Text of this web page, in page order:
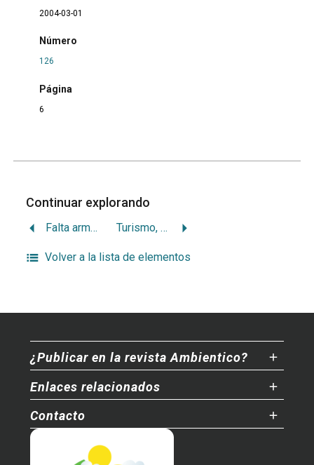
2004-03-01
Número
126
Página
6
Continuar explorando
Falta armonizar turismo y conservación Turismo, áreas protegidas y Estado de la Nación
Volver a la lista de elementos
¿Publicar en la revista Ambientico?
Enlaces relacionados
Contacto